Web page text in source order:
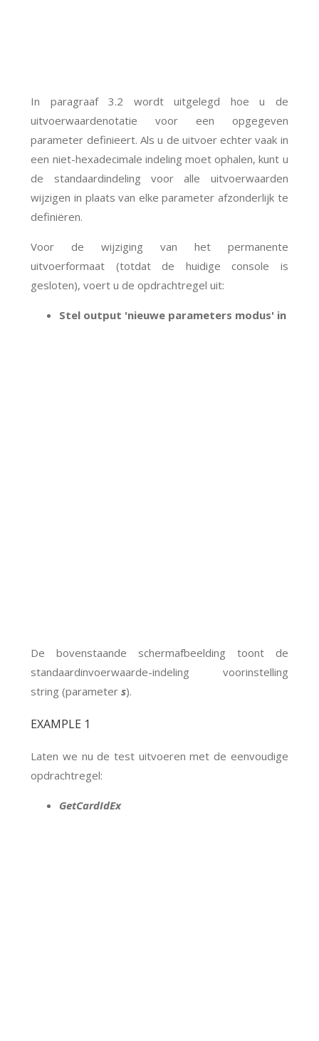
In paragraaf 3.2 wordt uitgelegd hoe u de
uitvoerwaardenotatie voor een opgegeven
parameter definieert. Als u de uitvoer echter vaak in
een niet-hexadecimale indeling moet ophalen, kunt u
de standaardindeling voor alle uitvoerwaarden
wijzigen in plaats van elke parameter afzonderlijk te
definiëren.
Voor de wijziging van het permanente
uitvoerformaat (totdat de huidige console is
gesloten), voert u de opdrachtregel uit:
Stel output 'nieuwe parameters modus' in
De bovenstaande schermafbeelding toont de
standaardinvoerwaarde-indeling voorinstelling
string (parameters).
EXAMPLE 1
Laten we nu de test uitvoeren met de eenvoudige
opdrachtregel:
GetCardIdEx